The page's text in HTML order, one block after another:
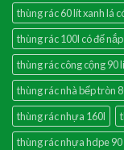
thùng rác 60 lít xanh lá
thùng rác 100l có đế
thùng rác công cộng 90
thùng rác nhà bếp tròn
thùng rác nhựa 160l
thùng rác nhựa hdpe